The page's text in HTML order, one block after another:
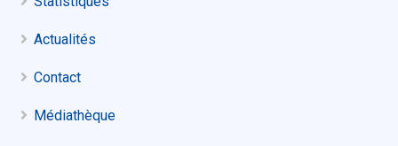
Actualités
Contact
Médiathèque